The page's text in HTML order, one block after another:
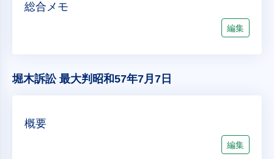
総合メモ
編集
堀木訴訟 最大判昭和57年7月7日
概要
編集